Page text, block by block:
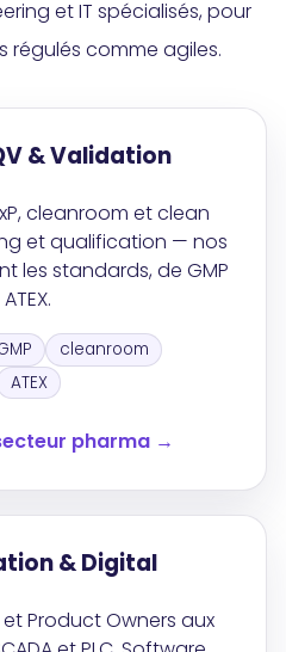
et IT spécialisés, pour
régulés comme agiles.
& Validation
cleanroom et clean
et qualification — nos
les standards, de GMP
cleanroom
ATEX
pharma →
& Digital
Product Owners aux